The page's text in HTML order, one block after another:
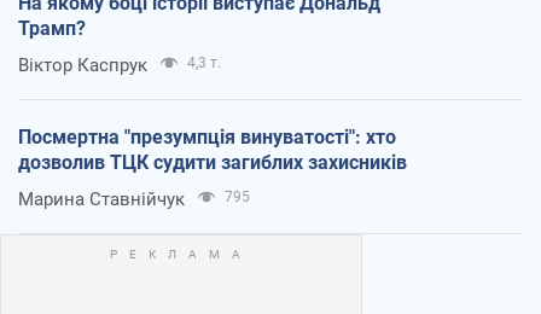
Трамп?
Віктор Каспрук 4,3 т.
Посмертна "презумпція винуватості": хто
дозволив ТЦК судити загиблих захисників
Марина Ставнійчук 795